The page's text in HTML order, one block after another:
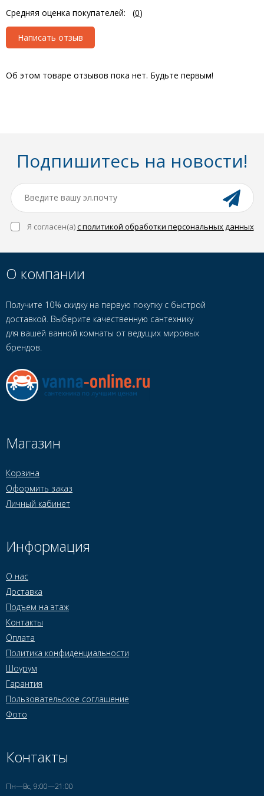
Средняя оценка покупателей: (0)
Написать отзыв
Об этом товаре отзывов пока нет. Будьте первым!
Подпишитесь на новости!
Я согласен(a)с политикой обработки персональных данных
О компании
Получите 10% скидку на первую покупку с быстрой
доставкой. Выберите качественную сантехнику
для вашей ванной комнаты от ведущих мировых
брендов.
Магазин
Корзина
Оформить заказ
Личный кабинет
Информация
О нас
Доставка
Подъем на этаж
Контакты
Оплата
Политика конфиденциальности
Шоурум
Гарантия
Пользовательское соглашение
Фото
Контакты
Пн—Вс, 9:00—21:00